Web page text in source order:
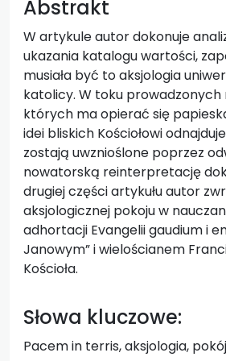
Abstrakt
W artykule autor dokonuje
ukazania katalogu wartości,
musiała być to aksjologia
katolicy. W toku prowadzonych
których ma opierać się
idei bliskich Kościołowi
zostają uwznioślone poprzez
nowatorską reinterpretację
drugiej części artykułu autor
aksjologicznej pokoju w
adhortacji Evangelii gaudium i
Janowym” i wielościanem
Kościoła.
Słowa kluczowe:
Pacem in terris, aksjologia,